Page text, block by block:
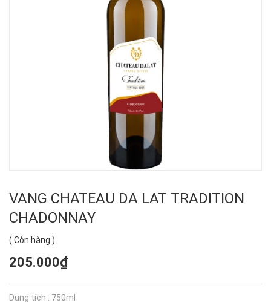
VANG CHATEAU DA LAT TRADITION
CHADONNAY
( Còn hàng )
205.000₫
Dung tích : 750ml